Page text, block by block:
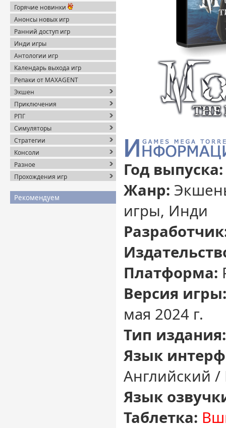
Горячие новинки
Анонсы новых игр
Ранний доступ игр
Инди игры
Антологии игр
Календарь выхода игр
Репаки от MAXAGENT
Экшен
Приключения
РПГ
Симуляторы
Стратегии
Консоли
Разное
Прохождения игр
Рекомендуем
Год выпуска:
Жанр:
игры, Инди
Платформа:
Версия игры:
мая 2024 г.
Тип издания:
Язык
Английский /
Язык
Таблетка: